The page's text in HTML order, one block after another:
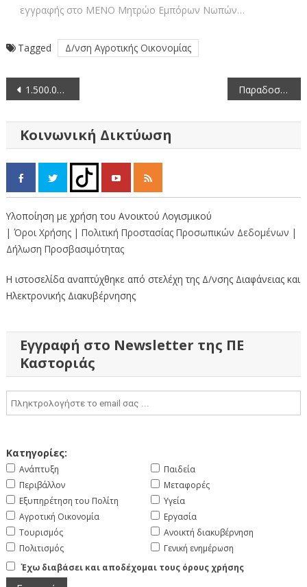
εγγραφής στο ΜΕΝΟ Μητρώο Εμπόρων Νωπών…
Tagged Δ/νση Αγροτικής Οικονομίας
Πλοήγηση
1.500.000€ για τον Εκσυγχρονισμό του Αρδευτικού Δικτύου ΤΟΕΒ Κορεστείων από την Περιφερειακή Ενότητα Καστοριάς. Παραδοσιακά Πρωτοχρονιάτικα Κάλαντα και Ευχές στον Αντιπεριφερειάρχη Καστοριάς
Κοινωνική Δικτύωση
Υλοποίηση με χρήση του Ανοικτού Λογισμικού
| Όροι Χρήσης | Πολιτική Προστασίας Προσωπικών Δεδομένων |
Δήλωση Προσβασιμότητας
Η ιστοσελίδα αναπτύχθηκε από στελέχη της Δ/νσης Διαφάνειας και
Ηλεκτρονικής Διακυβέρνησης
Εγγραφή στο Newsletter της ΠΕ
Καστοριάς
Κατηγορίες:
Ανάπτυξη
Περιβάλλον
Εξυπηρέτηση του Πολίτη
Αγροτική Οικονομία
Τουρισμός
Πολιτισμός
Παιδεία
Μεταφορές
Υγεία
Εργασία
Ανοικτή διακυβέρνηση
Γενική ενημέρωση
Έχω διαβάσει και αποδέχομαι τους όρους χρήσης